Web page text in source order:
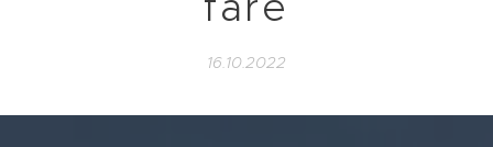
16.10.2022